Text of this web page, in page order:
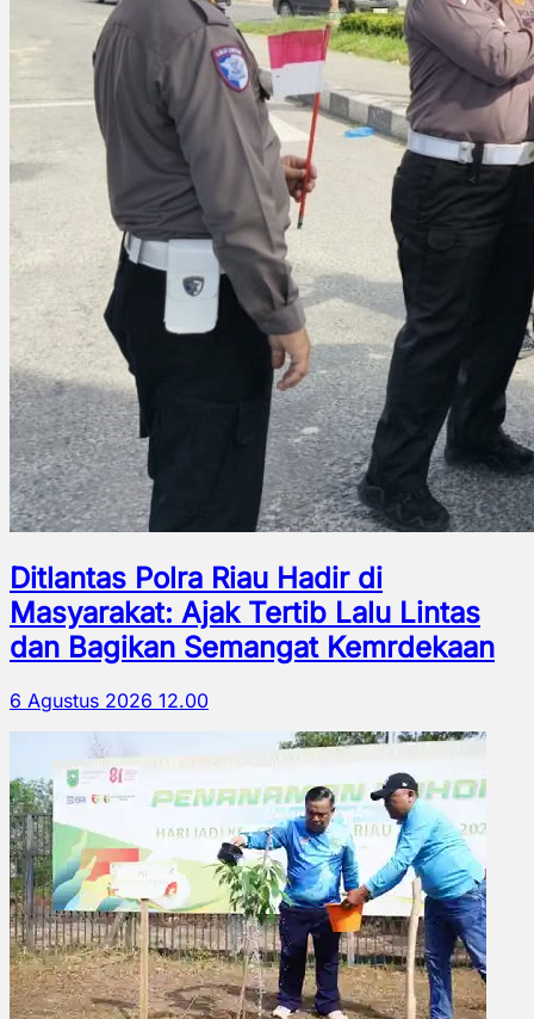
Ditlantas Polra Riau Hadir di
Masyarakat: Ajak Tertib Lalu Lintas
dan Bagikan Semangat Kemrdekaan
6 Agustus 2026 12.00